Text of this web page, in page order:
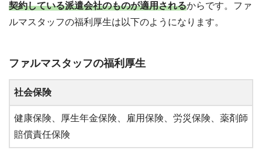
契約している派遣会社のものが適用されるからです。ファ
ルマスタッフの福利厚生は以下のようになります。
ファルマスタッフの福利厚生
社会保険
健康保険、厚生年金保険、雇用保険、労災保険、薬剤師
賠償責任保険